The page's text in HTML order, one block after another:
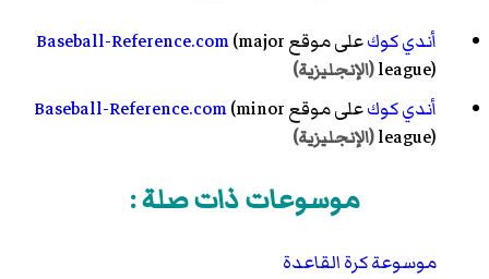
أندي كوكعلى موقع Baseball-Reference.com(major
league)(الإنجليزية)
أندي كوكعلى موقع Baseball-Reference.com(minor
league)(الإنجليزية)
موسوعات ذات صلة :
موسوعة كرة القاعدة